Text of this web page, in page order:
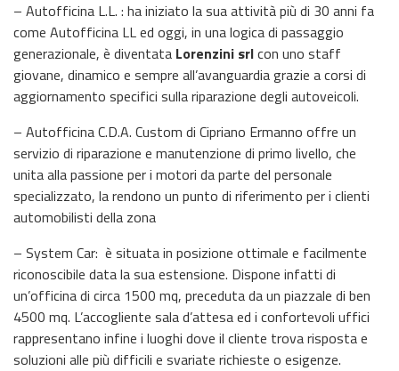
– Autofficina L.L. : ha iniziato la sua attività più di 30 anni fa
come Autofficina LL ed oggi, in una logica di passaggio
generazionale, è diventata Lorenzini srlcon uno staff
giovane, dinamico e sempre all’avanguardia grazie a corsi di
aggiornamento specifici sulla riparazione degli autoveicoli.
– Autofficina C.D.A. Custom di Cipriano Ermanno offre un
servizio di riparazione e manutenzione di primo livello, che
unita alla passione per i motori da parte del personale
specializzato, la rendono un punto di riferimento per i clienti
automobilisti della zona
– System Car: è situata in posizione ottimale e facilmente
riconoscibile data la sua estensione. Dispone infatti di
un’officina di circa 1500 mq, preceduta da un piazzale di ben
4500 mq. L’accogliente sala d’attesa ed i confortevoli uffici
rappresentano infine i luoghi dove il cliente trova risposta e
soluzioni alle più difficili e svariate richieste o esigenze.